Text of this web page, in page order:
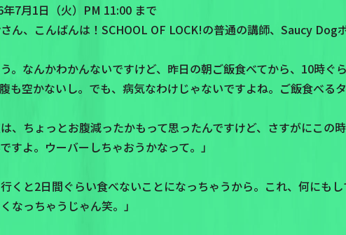
7月1日（火）PM 11:00 まで
ん、こんばんは！SCHOOL OF LOCK!の普通の講師、Saucy Dog
。なんかわかんないですけど、昨日の朝ご飯食べてから、10時ぐ
も空かないし。でも、病気なわけじゃないですよね。ご飯食べる
、ちょっとお腹減ったかもって思ったんですけど、さすがにこの
すよ。ウーバーしちゃおうかなって。」
くと2日間ぐらい食べないことになっちゃうから。これ、何にも
なっちゃうじゃん笑。」